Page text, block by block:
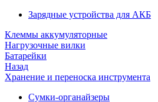
Зарядные устройства для АКБ
Клеммы аккумуляторные
Нагрузочные вилки
Батарейки
Назад
Хранение и переноска инструмента
Сумки-органайзеры